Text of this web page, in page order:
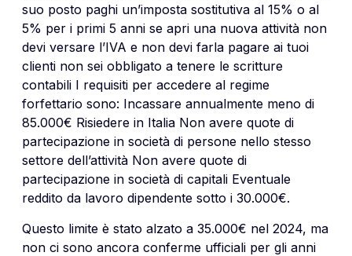
suo posto paghi un’imposta sostitutiva al 15% o al
5% per i primi 5 anni se apri una nuova attività non
devi versare l’IVA e non devi farla pagare ai tuoi
clienti non sei obbligato a tenere le scritture
contabili I requisiti per accedere al regime
forfettario sono: Incassare annualmente meno di
85.000€ Risiedere in Italia Non avere quote di
partecipazione in società di persone nello stesso
settore dell’attività Non avere quote di
partecipazione in società di capitali Eventuale
reddito da lavoro dipendente sotto i 30.000€.
Questo limite è stato alzato a 35.000€ nel 2024, ma
non ci sono ancora conferme ufficiali per gli anni